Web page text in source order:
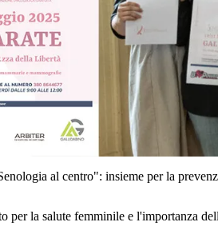
al centro": insieme per la
per la salute femminile e l'importanza